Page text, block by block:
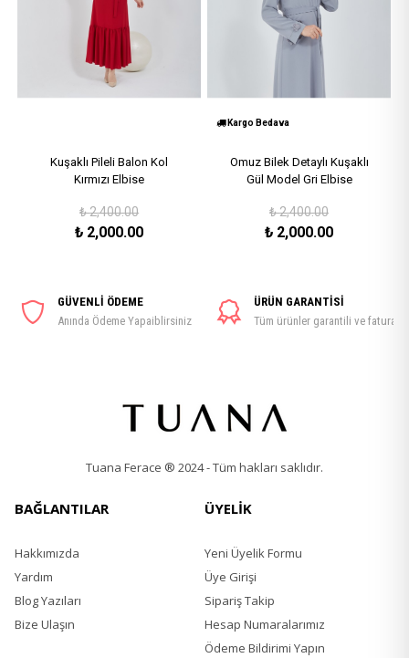
Kuşaklı Pileli Balon Kol
Kırmızı Elbise
₺2,400.00
₺ 2,000.00
Kargo Bedava
Omuz Bilek Detaylı Kuşaklı
Gül Model Gri Elbise
₺2,400.00
₺ 2,000.00
GÜVENLİ ÖDEME
Anında Ödeme Yapaiblirsiniz
ÜRÜN GARANTİSİ
Tüm ürünler garantili ve faturalı
Tuana Ferace ® 2024 - Tüm hakları saklıdır.
BAĞLANTILAR
Hakkımızda
Yardım
Blog Yazıları
Bize Ulaşın
ÜYELİK
Yeni Üyelik Formu
Üye Girişi
Sipariş Takip
Hesap Numaralarımız
Ödeme Bildirimi Yapın